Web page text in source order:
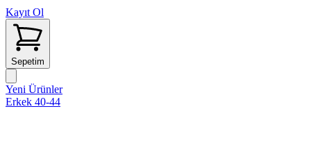
Kayıt Ol
Sepetim
Yeni Ürünler
Erkek 40-44